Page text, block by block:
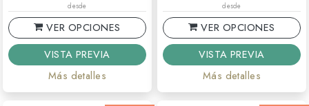
desde
VER OPCIONES
VISTA PREVIA
Más detalles
desde
VER OPCIONES
VISTA PREVIA
Más detalles